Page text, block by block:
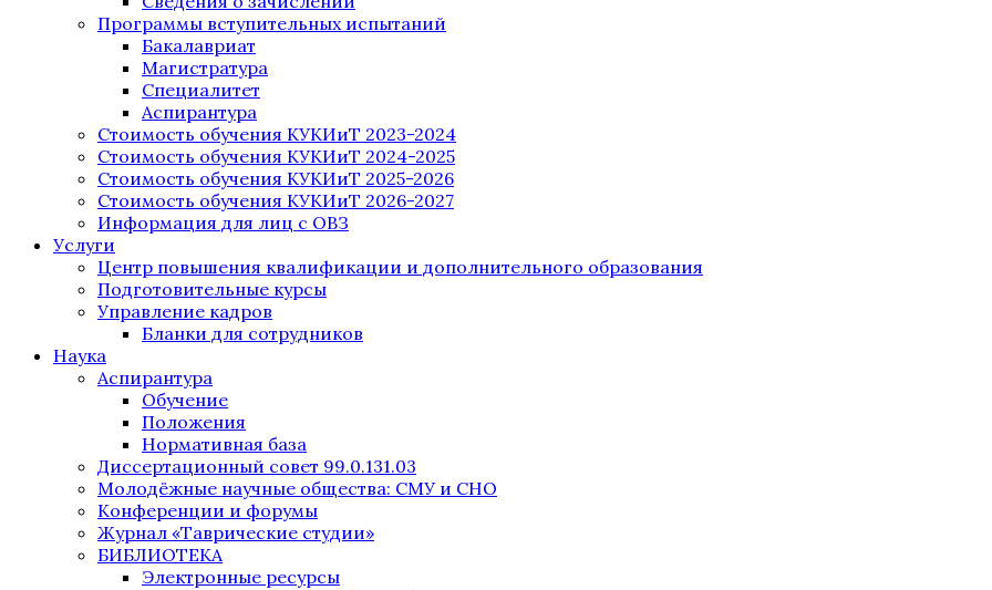
Программы вступительных испытаний
Бакалавриат
Магистратура
Специалитет
Аспирантура
Стоимость обучения КУКИиТ 2023-2024
Стоимость обучения КУКИиТ 2024-2025
Стоимость обучения КУКИиТ 2025-2026
Стоимость обучения КУКИиТ 2026-2027
Информация для лиц с ОВЗ
Услуги
Центр повышения квалификации и дополнительного образования
Подготовительные курсы
Управление кадров
Бланки для сотрудников
Наука
Аспирантура
Обучение
Положения
Нормативная база
Диссертационный совет 99.0.131.03
Молодёжные научные общества: СМУ и СНО
Конференции и форумы
Журнал «Таврические студии»
БИБЛИОТЕКА
Электронные ресурсы